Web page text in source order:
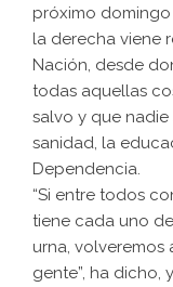
próximo
la derecha viene
Nación, desde
todas aquellas
salvo y que nadie
sanidad, la
Dependencia.
“Si entre todos
tiene cada uno
urna, volveremos
gente”, ha dicho,